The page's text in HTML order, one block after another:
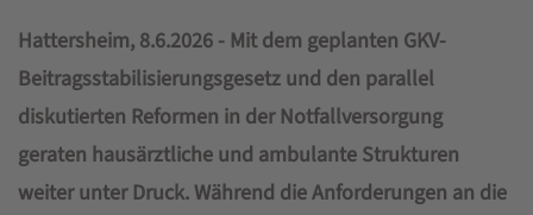
Hattersheim, 8.6.2026 - Mit dem geplanten GKV-
Beitragsstabilisierungsgesetz und den parallel
diskutierten Reformen in der Notfallversorgung
geraten hausärztliche und ambulante Strukturen
weiter unter Druck. Während die Anforderungen an die